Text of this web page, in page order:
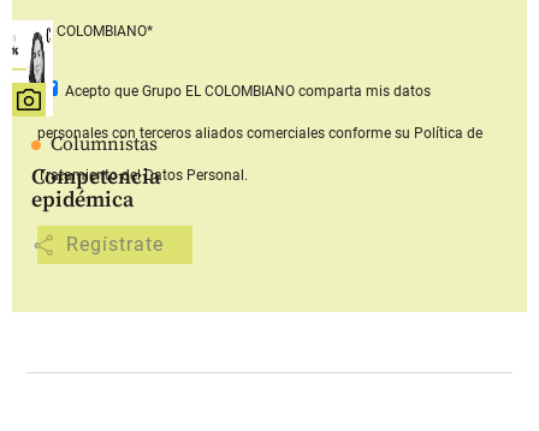
Columnistas
Competencia
epidémica
share
EL COLOMBIANO*
Acepto que Grupo EL COLOMBIANOcomparta mis datos
personales con terceros aliados comerciales conforme su Política de
Tratamiento del Datos Personal.